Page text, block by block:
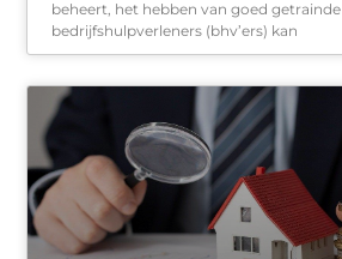
beheert, het hebben van goed getrainde
bedrijfshulpverleners (bhv’ers) kan